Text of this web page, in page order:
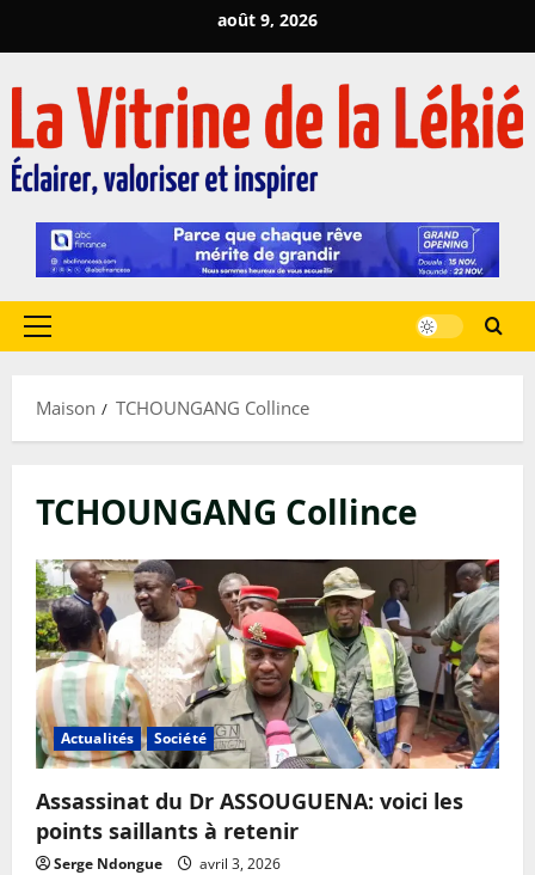
au
août 9, 2026
Menu
Maison
TCHOUNGANG Collince
TCHOUNGANG Collince
Actualités Société
Assassinat du Dr ASSOUGUENA: voici les
points saillants à retenir
Serge Ndongue avril 3, 2026